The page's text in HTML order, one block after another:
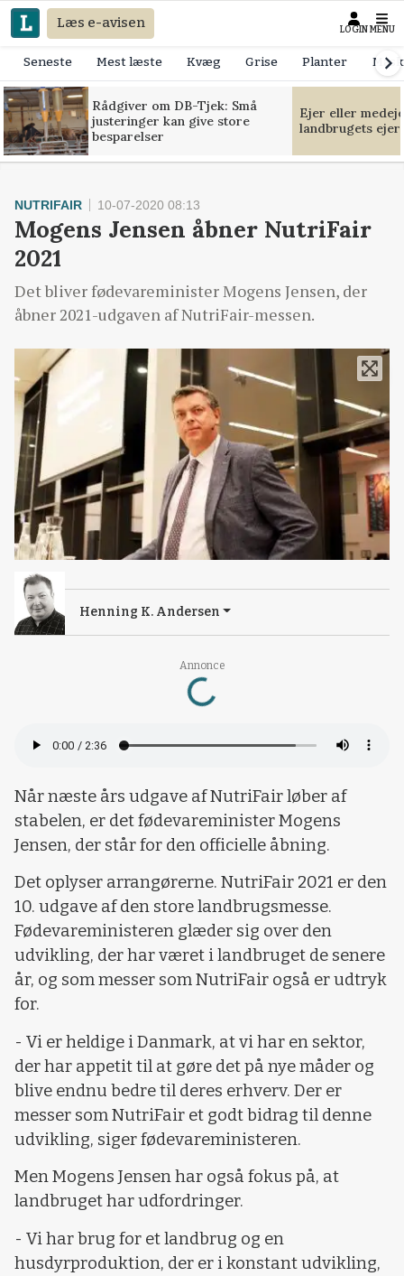
Læs e-avisen LOGIN MENU
Seneste Mest læste Kvæg Grise Planter
Rådgiver om DB-Tjek: Små
justeringer kan give store
besparelser
Ejer eller
landbrugets
Annonce
Loading...
NUTRIFAIR 10-07-2020 08:13
Mogens Jensen åbner NutriFair
2021
Det bliver fødevareminister Mogens Jensen, der
åbner 2021-udgaven af NutriFair-messen.
Henning K. Andersen
Når næste års udgave af NutriFair løber af
stabelen, er det fødevareminister Mogens
Jensen, der står for den officielle åbning.
Det oplyser arrangørerne. NutriFair 2021 er den
10. udgave af den store landbrugsmesse.
Fødevareministeren glæder sig over den
udvikling, der har været i landbruget de senere
år, og som messer som NutriFair også er udtryk
for.
- Vi er heldige i Danmark, at vi har en sektor,
der har appetit til at gøre det på nye måder og
blive endnu bedre til deres erhverv. Der er
messer som NutriFair et godt bidrag til denne
udvikling, siger fødevareministeren.
Men Mogens Jensen har også fokus på, at
landbruget har udfordringer.
- Vi har brug for et landbrug og en
husdyrproduktion, der er i konstant udvikling,